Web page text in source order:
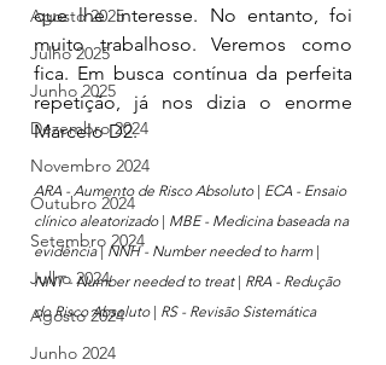
Agosto 2025
Julho 2025
Junho 2025
Dezembro 2024
Novembro 2024
Outubro 2024
Setembro 2024
Julho 2024
Agosto 2024
Junho 2024
que lhe interesse. No entanto, foi
muito trabalhoso. Veremos como
fica. Em busca contínua da perfeita
repetição, já nos dizia o enorme
Marcelo D2.
ARA - Aumento de Risco Absoluto | ECA - Ensaio
clínico aleatorizado | MBE - Medicina baseada na
evidência | NNH - Number needed to harm |
NNT - Number needed to treat | RRA - Redução
do Risco Absoluto | RS - Revisão Sistemática